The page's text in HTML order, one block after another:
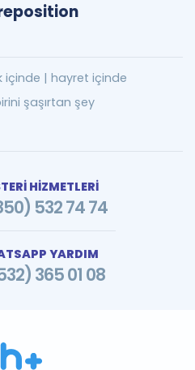
içinde | hayret içinde
şaşırtan şey
HİZMETLERİ
532 74 74
YARDIM
365 01 08